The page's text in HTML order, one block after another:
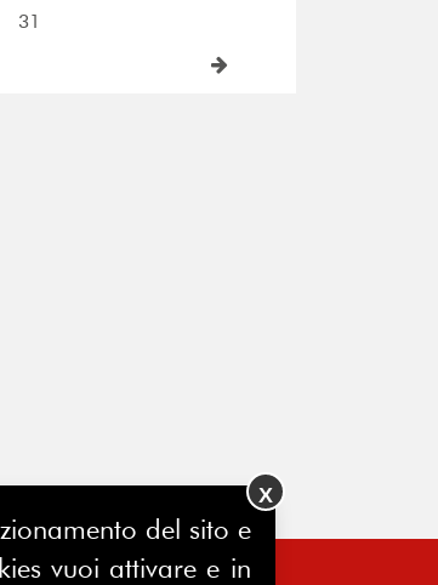
31
del sito e
vuoi attivare e in
X